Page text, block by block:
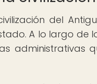
del
A lo largo de
administrativas